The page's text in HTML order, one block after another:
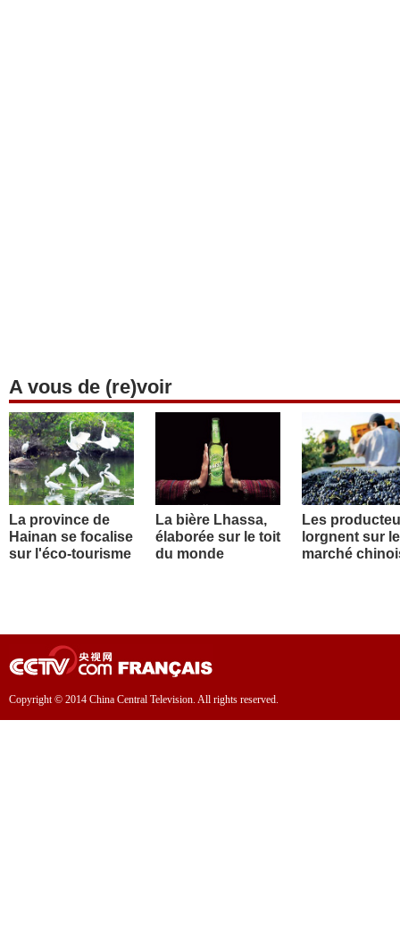
A vous de (re)voir
La province de
Hainan se focalise
sur l'éco-tourisme
La bière Lhassa,
élaborée sur le toit
du monde
Les
lorgnent sur le
marché
Copyright © 2014 China Central Television. All rights reserved.